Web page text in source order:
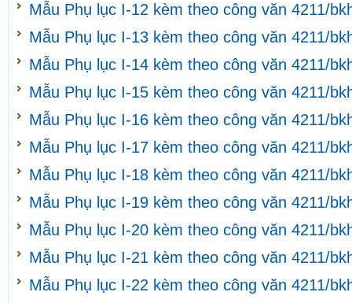
Mẫu Phụ lục I-12 kèm theo công văn 4211/
Mẫu Phụ lục I-13 kèm theo công văn 4211/
Mẫu Phụ lục I-14 kèm theo công văn 4211/
Mẫu Phụ lục I-15 kèm theo công văn 4211/
Mẫu Phụ lục I-16 kèm theo công văn 4211/
Mẫu Phụ lục I-17 kèm theo công văn 4211/
Mẫu Phụ lục I-18 kèm theo công văn 4211/
Mẫu Phụ lục I-19 kèm theo công văn 4211/
Mẫu Phụ lục I-20 kèm theo công văn 4211/
Mẫu Phụ lục I-21 kèm theo công văn 4211/
Mẫu Phụ lục I-22 kèm theo công văn 4211/